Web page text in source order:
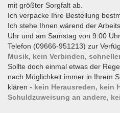
mit größter Sorgfalt ab.
Ich verpacke Ihre Bestellung
Ich stehe Ihnen wärend der
Uhr und am Samstag von 9:00
Telefon (09666-951213) zur
Musik, kein Verbinden,
Sollte doch einmal etwas der
nach Möglichkeit immer in Ihrem
klären - kein Herausreden, kein
Schuldzuweisung an andere,